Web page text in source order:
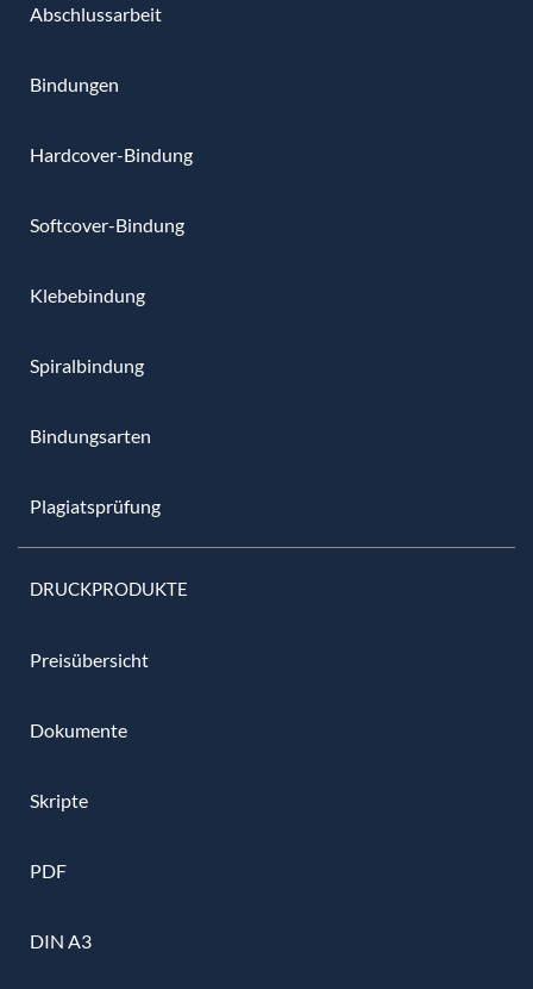
Abschlussarbeit
Bindungen
Hardcover-Bindung
Softcover-Bindung
Klebebindung
Spiralbindung
Bindungsarten
Plagiatsprüfung
DRUCKPRODUKTE
Preisübersicht
Dokumente
Skripte
PDF
DIN A3